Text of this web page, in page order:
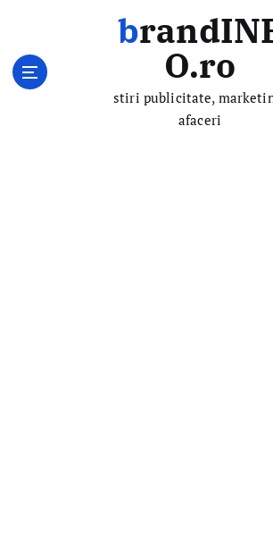
brandINF
O.ro
stiri publicitate,
afaceri